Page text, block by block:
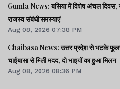
Gumla News: बसिया में विशेष अंचल दिवस,
राजस्व संबंधी समस्याएं
Aug 08, 2026 07:38 PM
Chaibasa News: उत्तर प्रदेश से भटके
चाईबासा से मिली मदद, दो भाइयों का हुआ मिलन
Aug 08, 2026 08:36 PM